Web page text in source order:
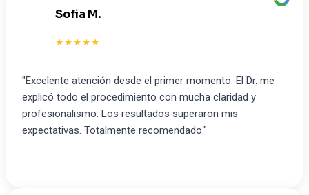
Sofia M.
★★★★★
"Excelente atención desde el primer momento. El Dr. me
explicó todo el procedimiento con mucha claridad y
profesionalismo. Los resultados superaron mis
expectativas. Totalmente recomendado."